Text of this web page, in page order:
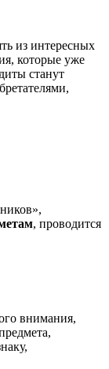
из интересных
которые уже
станут
, проводится
внимания,